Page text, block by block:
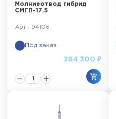
Молниеотвод гибрид
СМГП-17.5
Арт.: 94106
Под заказ
384 300 ₽